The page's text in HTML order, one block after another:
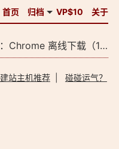
首页 归档 VP$10 关于
离线下载（1）
站主机推荐| 碰碰运气？